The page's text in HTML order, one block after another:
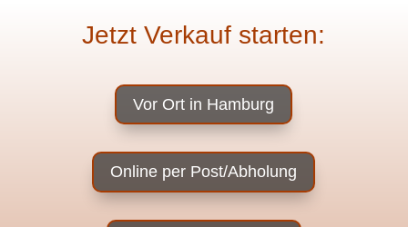
Jetzt Verkauf starten:
Vor Ort in Hamburg
Online per Post/Abholung